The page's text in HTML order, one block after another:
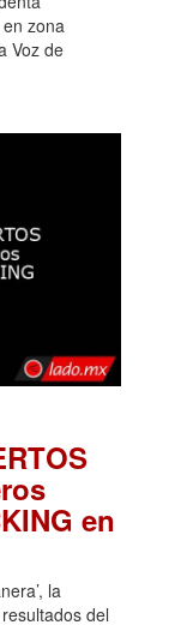
zona
Voz de
en
la
del